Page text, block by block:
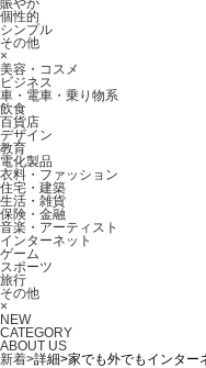
賑やか
個性的
シンプル
その他
×
美容・コスメ
ビジネス
車・電車・乗り物系
飲食
百貨店
デザイン
教育
電化製品
衣料・ファッション
住宅・建築
生活・雑貨
保険・金融
音楽・アーティスト
インターネット
ゲーム
スポーツ
旅行
その他
×
NEW
CATEGORY
ABOUT US
新着>詳細>家でも外でもインター